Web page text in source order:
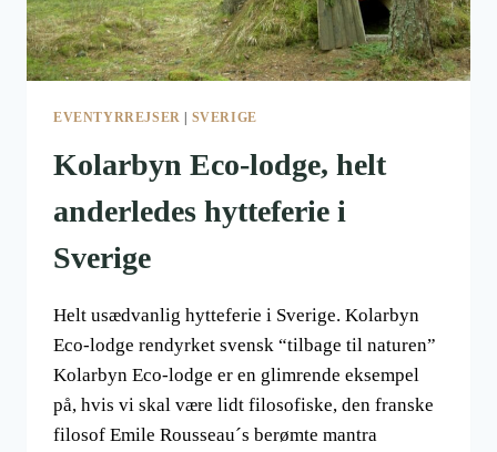
EVENTYRREJSER | SVERIGE
Kolarbyn Eco-lodge, helt
anderledes hytteferie i
Sverige
Helt usædvanlig hytteferie i Sverige. Kolarbyn
Eco-lodge rendyrket svensk “tilbage til naturen”
Kolarbyn Eco-lodge er en glimrende eksempel
på, hvis vi skal være lidt filosofiske, den franske
filosof Emile Rousseau´s berømte mantra